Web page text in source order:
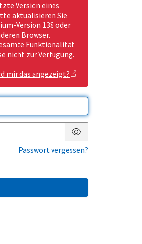
Version eines
aktualisieren Sie
Version 138 oder
Browser.
Funktionalität
nicht zur Verfügung.
mir das angezeigt?
Passwort anzeigen
Passwort vergessen?